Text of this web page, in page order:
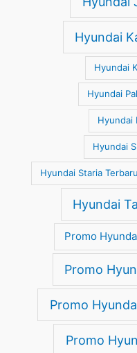
Hyundai
Hyundai
Hyundai
Hyundai
Hyundai
Hyundai Staria Terbaru
Hyundai
Promo
Promo
Promo
Promo